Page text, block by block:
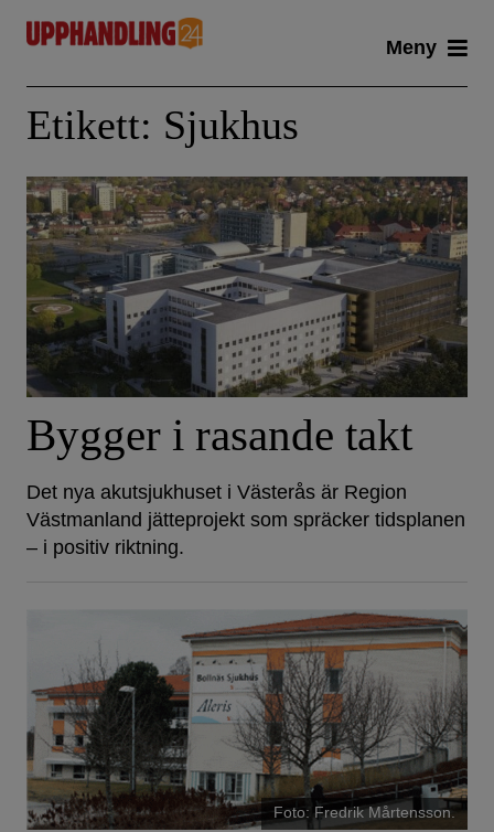
content
Meny
Etikett: Sjukhus
Bygger i rasande takt
Det nya akutsjukhuset i Västerås är Region
Västmanland jätteprojekt som spräcker tidsplanen
– i positiv riktning.
Foto: Fredrik Mårtensson.